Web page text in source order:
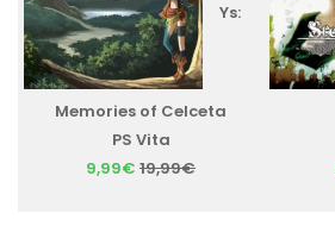
Ys:
Memories of Celceta
PS Vita
9,99€ 19,99€